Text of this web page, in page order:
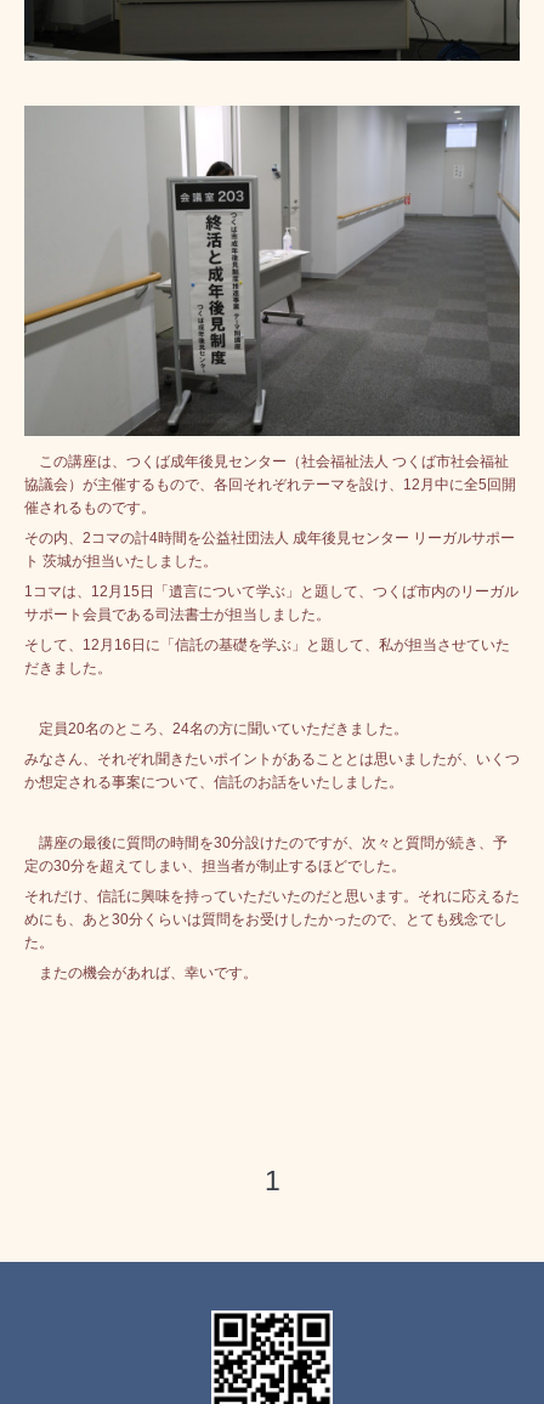
この講座は、つくば成年後見センター（社会福祉法人 つくば市社会福祉
協議会）が主催するもので、各回それぞれテーマを設け、12月中に全5回開
催されるものです。
その内、2コマの計4時間を公益社団法人 成年後見センター リーガルサポー
ト 茨城が担当いたしました。
1コマは、12月15日「遺言について学ぶ」と題して、つくば市内のリーガル
サポート会員である司法書士が担当しました。
そして、12月16日に「信託の基礎を学ぶ」と題して、私が担当させていた
だきました。
定員20名のところ、24名の方に聞いていただきました。
みなさん、それぞれ聞きたいポイントがあることとは思いましたが、いくつ
か想定される事案について、信託のお話をいたしました。
講座の最後に質問の時間を30分設けたのですが、次々と質問が続き、予
定の30分を超えてしまい、担当者が制止するほどでした。
それだけ、信託に興味を持っていただいたのだと思います。それに応えるた
めにも、 あと30分くらいは質問をお受けしたかったので、とても残念でし
た。
またの機会があれば、幸いです。
1